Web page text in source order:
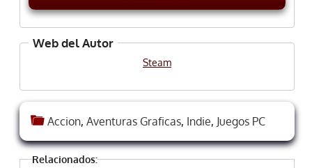
Web del Autor
Steam
Accion, Aventuras Graficas, Indie, Juegos PC
Relacionados: